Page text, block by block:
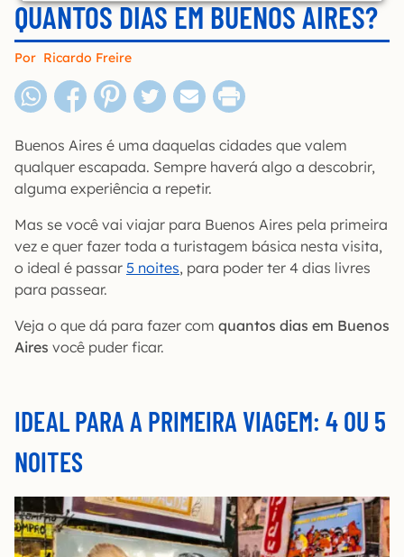
QUANTOS DIAS EM BUENOS AIRES?
Por Ricardo Freire
Buenos Aires é uma daquelas cidades que valem
qualquer escapada. Sempre haverá algo a descobrir,
alguma experiência a repetir.
Mas se você vai viajar para Buenos Aires pela primeira
vez e quer fazer toda a turistagem básica nesta visita,
o ideal é passar 5 noites, para poder ter 4 dias livres
para passear.
Veja o que dá para fazer com quantos dias em Buenos
Aires você puder ficar.
IDEAL PARA A PRIMEIRA VIAGEM: 4 OU 5
NOITES